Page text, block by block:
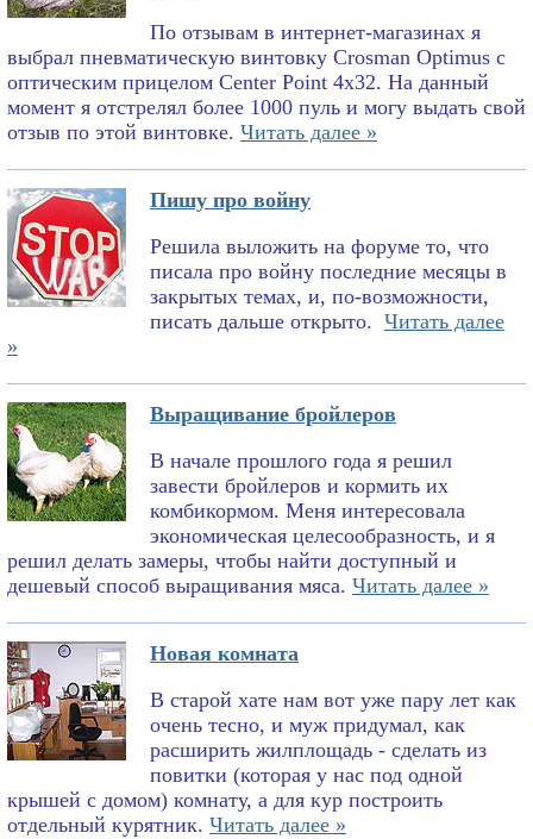
По отзывам в интернет-магазинах я
выбрал пневматическую винтовку Crosman Optimus с
оптическим прицелом Center Point 4x32. На данный
момент я отстрелял более 1000 пуль и могу выдать свой
отзыв по этой винтовке. Читать далее »
Пишу про войну
Решила выложить на форуме то, что
писала про войну последние месяцы в
закрытых темах, и, по-возможности,
писать дальше открыто. Читать далее
»
Выращивание бройлеров
В начале прошлого года я решил
завести бройлеров и кормить их
комбикормом. Меня интересовала
экономическая целесообразность, и я
решил делать замеры, чтобы найти доступный и
дешевый способ выращивания мяса. Читать далее »
Новая комната
В старой хате нам вот уже пару лет как
очень тесно, и муж придумал, как
расширить жилплощадь - сделать из
повитки (которая у нас под одной
крышей с домом) комнату, а для кур построить
отдельный курятник. Читать далее »